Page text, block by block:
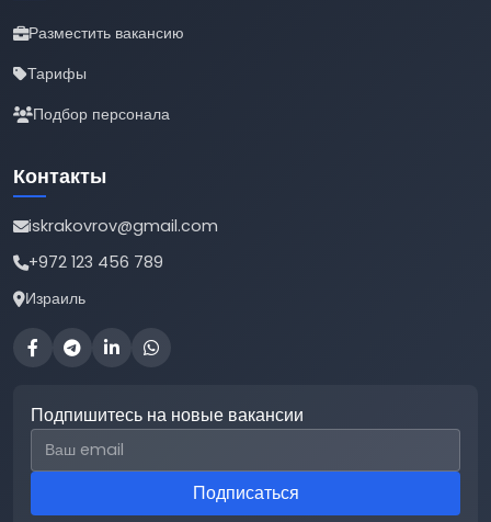
Разместить вакансию
Тарифы
Подбор персонала
Контакты
iskrakovrov@gmail.com
+972 123 456 789
Израиль
Подпишитесь на новые вакансии
Email для подписки
Подписаться